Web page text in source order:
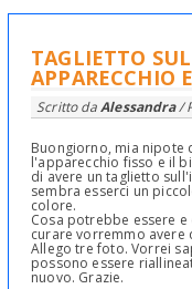
TAGLIETTO
APPARECCHIO
Scritto daAlessandra/
Buongiorno, mia nipote
l'apparecchio fisso e il
di avere un taglietto
sembra esserci un
colore.
Cosa potrebbe essere
curare vorremmo avere
Allego tre foto. Vorrei
possono essere
nuovo. Grazie.